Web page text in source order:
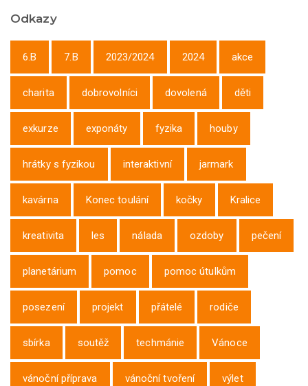
Odkazy
6.B 7.B 2023/2024 2024 akce
charita dobrovolníci dovolená děti
exkurze exponáty fyzika houby
hrátky s fyzikou interaktivní jarmark
kavárna Konec toulání kočky Kralice
kreativita les nálada ozdoby pečení
planetárium pomoc pomoc útulkům
posezení projekt přátelé rodiče
sbírka soutěž techmánie Vánoce
vánoční příprava vánoční tvoření výlet